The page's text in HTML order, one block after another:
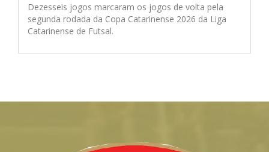
Dezesseis jogos marcaram os jogos de volta pela
segunda rodada da Copa Catarinense 2026 da Liga
Catarinense de Futsal.